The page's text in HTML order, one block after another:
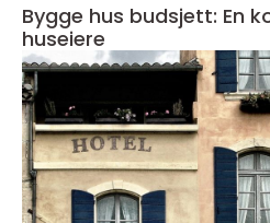
Bygge hus budsjett: En
huseiere